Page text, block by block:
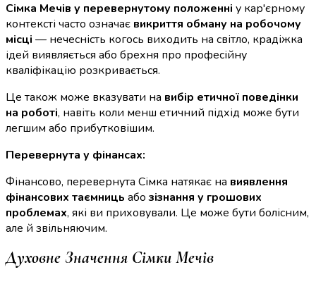
Сімка Мечів у перевернутому положенні у кар'єрному
контексті часто означає викриття обману на робочому
місці — нечесність когось виходить на світло, крадіжка
ідей виявляється або брехня про професійну
кваліфікацію розкривається.
Це також може вказувати на вибір етичної поведінки
на роботі, навіть коли менш етичний підхід може бути
легшим або прибутковішим.
Перевернута у фінансах:
Фінансово, перевернута Сімка натякає на виявлення
фінансових таємниць абозізнання у грошових
проблемах, які ви приховували. Це може бути болісним,
але й звільняючим.
Духовне Значення Сімки Мечів